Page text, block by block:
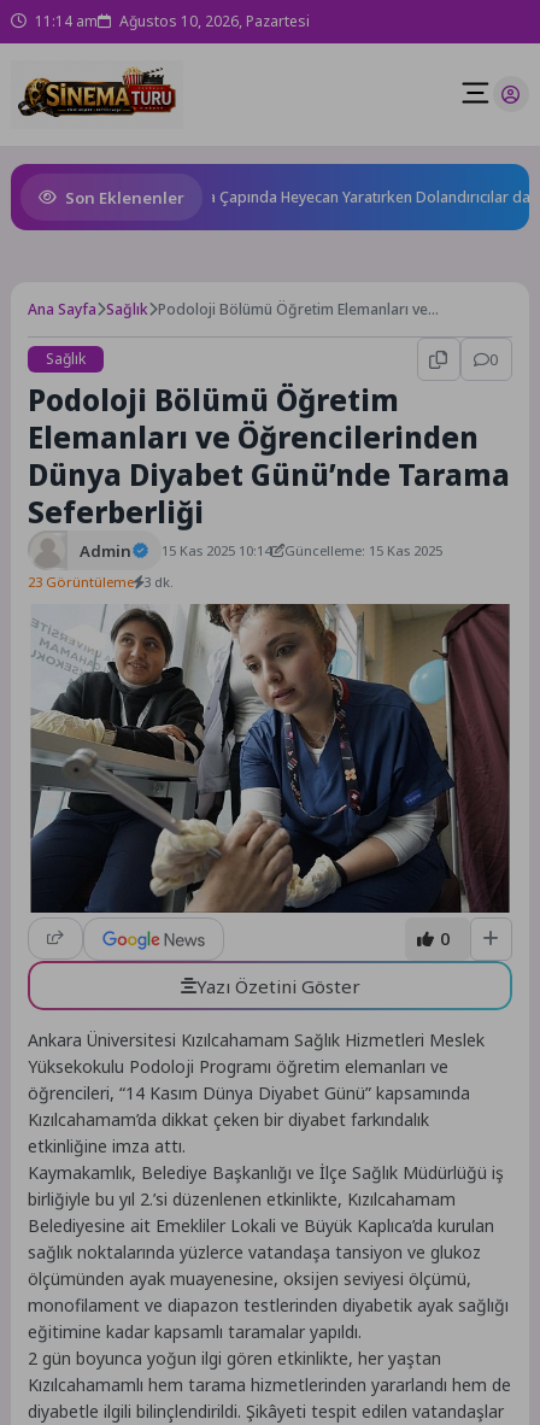
11:14 am Ağustos 10, 2026, Pazartesi
Son Eklenenler
Yeni Odyssey Filmi Dünya Çapında Heyecan Yaratırken Dolandırıcılar da
Ana Sayfa Sağlık Podoloji Bölümü Öğretim Elemanları ve
Sağlık 0
Podoloji Bölümü Öğretim
Elemanları ve Öğrencilerinden
Dünya Diyabet Günü’nde Tarama
Seferberliği
Admin 15 Kas 2025 10:14
Güncelleme: 15 Kas 2025
23 Görüntüleme 3 dk.
0
Yazı Özetini Göster
Ankara Üniversitesi Kızılcahamam Sağlık Hizmetleri Meslek
Yüksekokulu Podoloji Programı öğretim elemanları ve
öğrencileri, “14 Kasım Dünya Diyabet Günü” kapsamında
Kızılcahamam’da dikkat çeken bir diyabet farkındalık
etkinliğine imza attı.
Kaymakamlık, Belediye Başkanlığı ve İlçe Sağlık Müdürlüğü iş
birliğiyle bu yıl 2.’si düzenlenen etkinlikte, Kızılcahamam
Belediyesine ait Emekliler Lokali ve Büyük Kaplıca’da kurulan
sağlık noktalarında yüzlerce vatandaşa tansiyon ve glukoz
ölçümünden ayak muayenesine, oksijen seviyesi ölçümü,
monofilament ve diapazon testlerinden diyabetik ayak sağlığı
eğitimine kadar kapsamlı taramalar yapıldı.
2 gün boyunca yoğun ilgi gören etkinlikte, her yaştan
Kızılcahamamlı hem tarama hizmetlerinden yararlandı hem de
diyabetle ilgili bilinçlendirildi. Şikâyeti tespit edilen vatandaşlar